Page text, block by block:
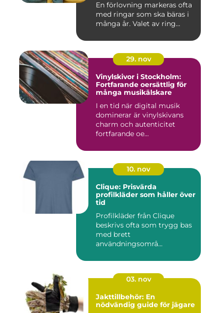
En förlovning markeras ofta
med ringar som ska bäras i
många år. Valet av ring...
29. nov
Vinylskivor i Stockholm:
Fortfarande oersättlig för
många musikälskare
I en tid när digital musik
dominerar är vinylskivans
charm och autenticitet
fortfarande oe...
10. nov
Clique: Prisvärda
profilkläder som håller över
tid
Profilkläder från Clique
beskrivs ofta som trygg bas
med brett
användningsområ...
03. nov
Jakttillbehör: En
nödvändig guide för jägare